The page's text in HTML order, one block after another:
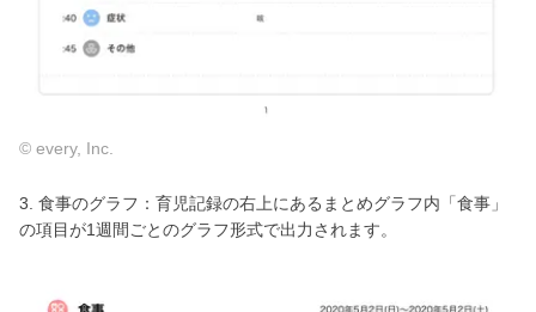
© every, Inc.
3. 食事のグラフ：育児記録の右上にあるまとめグラフ内「食事」
の項目が1週間ごとのグラフ形式で出力されます。